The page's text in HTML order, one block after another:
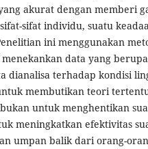
akurat dengan memberi
sifat individu, suatu
ini menggunakan
data yang
dianalisa terhadap kondisi
membutikan teori
untuk menghentikan
meningkatkan efektivitas
umpan balik dari orang-